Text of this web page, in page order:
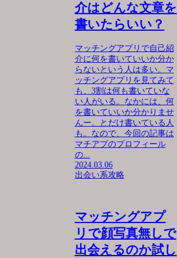
介はどんな文章を
書いたらいい？
マッチングアプリで自己紹
介に何を書いていいか分か
らないという人は多い。マ
ッチングアプリを見てみて
も、3割は何も書いていな
い人がいる。なかには、何
を書いていいか分かりませ
んー。とだけ書いている人
も。なので、今回の記事は
マチアプのプロフィール
の...
2024.03.06
出会い系攻略
マッチングアプ
リで顔写真無しで
出会えるのか試し